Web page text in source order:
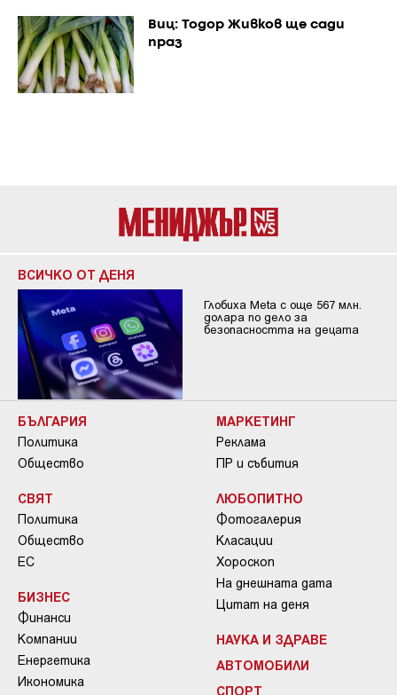
Виц: Тодор Живков ще сади
праз
ВСИЧКО ОТ ДЕНЯ
Глобиха Meta с още 567 млн.
долара по дело за
безопасността на децата
БЪЛГАРИЯ
Политика
Общество
СВЯТ
Политика
Общество
ЕС
БИЗНЕС
Финанси
Компании
Енергетика
Икономика
МАРКЕТИНГ
Реклама
ПР и събития
ЛЮБОПИТНО
Фотогалерия
Класации
Хороскоп
На днешната дата
Цитат на деня
НАУКА И ЗДРАВЕ
АВТОМОБИЛИ
СПОРТ